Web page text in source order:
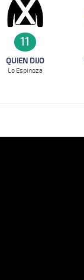
11
QUIEN DIJO
Lo Espinoza